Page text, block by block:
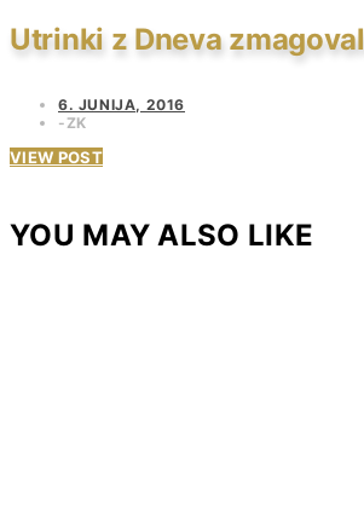
Utrinki z Dneva
6. JUNIJA, 2016
ZK
VIEW POST
YOU MAY ALSO LIKE